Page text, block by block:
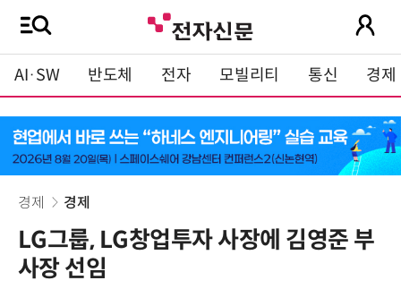
AI·SW 반도체 전자 모빌리티 통신 경제
경제 경제
LG그룹, LG창업투자 사장에 김영준 부
사장 선임